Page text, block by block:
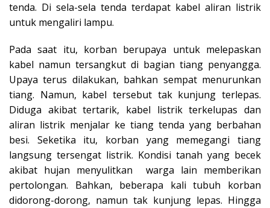
tenda. Di sela-sela tenda terdapat kabel aliran listrik
untuk mengaliri lampu.
Pada saat itu, korban berupaya untuk melepaskan
kabel namun tersangkut di bagian tiang penyangga.
Upaya terus dilakukan, bahkan sempat menurunkan
tiang. Namun, kabel tersebut tak kunjung terlepas.
Diduga akibat tertarik, kabel listrik terkelupas dan
aliran listrik menjalar ke tiang tenda yang berbahan
besi. Seketika itu, korban yang memegangi tiang
langsung tersengat listrik. Kondisi tanah yang becek
akibat hujan menyulitkan warga lain memberikan
pertolongan. Bahkan, beberapa kali tubuh korban
didorong-dorong, namun tak kunjung lepas. Hingga